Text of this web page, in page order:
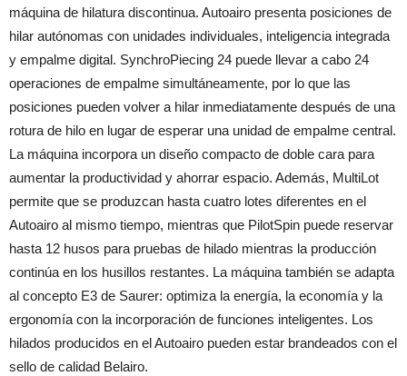
máquina de hilatura discontinua. Autoairo presenta posiciones de
hilar autónomas con unidades individuales, inteligencia integrada
y empalme digital. SynchroPiecing 24 puede llevar a cabo 24
operaciones de empalme simultáneamente, por lo que las
posiciones pueden volver a hilar inmediatamente después de una
rotura de hilo en lugar de esperar una unidad de empalme central.
La máquina incorpora un diseño compacto de doble cara para
aumentar la productividad y ahorrar espacio. Además, MultiLot
permite que se produzcan hasta cuatro lotes diferentes en el
Autoairo al mismo tiempo, mientras que PilotSpin puede reservar
hasta 12 husos para pruebas de hilado mientras la producción
continúa en los husillos restantes. La máquina también se adapta
al concepto E3 de Saurer: optimiza la energía, la economía y la
ergonomía con la incorporación de funciones inteligentes. Los
hilados producidos en el Autoairo pueden estar brandeados con el
sello de calidad Belairo.